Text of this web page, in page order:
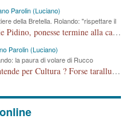
Parolin (Luciano)
della Bretella. Rolando: "rispettare il
Sarebbe ora che il consigliere comunale Pidino, ponesse termine alla campagna elettorale nel territorio del suo seggio Villaggio del Sole. La tiraca è iniziata, distruggerà 6 km di prateria ovest della città, ricca di fonti e sorgenti d'acqua. I cittadini di Maddalene non avranno più Pace la notte. Molta colpa per la costruzione di questa Strada è proprio del signor Rolando,dei suoi gazebo mobili e che vuol far passare questa opera VANDALICA come progetto "utile" a chi ? Non è cosa seria sig. Rolando!
Parolin (Luciano)
la paura di volare di Rucco
Vorrei sapere dal C.C. Rolando cosa intende per Cultura ? Forse tarallucci, vino e sagre, o spaghetti tricolori del PD ? Il continuo (s)parlare della mostra a Palazzo Chiericati caro consigliere DANNEGGIA FORTEMENTE l'immagine della città TUTTA e fa deviare i consensi che in RUSSIA (badi bene ex U.R.S.S.) sono ECCELLENTI. A livello artistico l'evento è di alta Valenza culturale, COMPITO di Tutta la Cittadinanza fare il possibile per propagandare l'iniziativa senza farne UN CASO PARTITICO come fa Lei da sempre. Meno Gazebo + Partecipazione! E così sia. Amen.